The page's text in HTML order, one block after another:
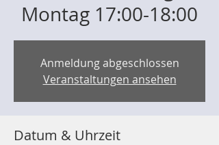
Montag 17:00-18:00
Anmeldung abgeschlossen
Veranstaltungen ansehen
Datum & Uhrzeit